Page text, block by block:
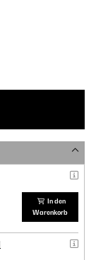
In den
Warenkorb